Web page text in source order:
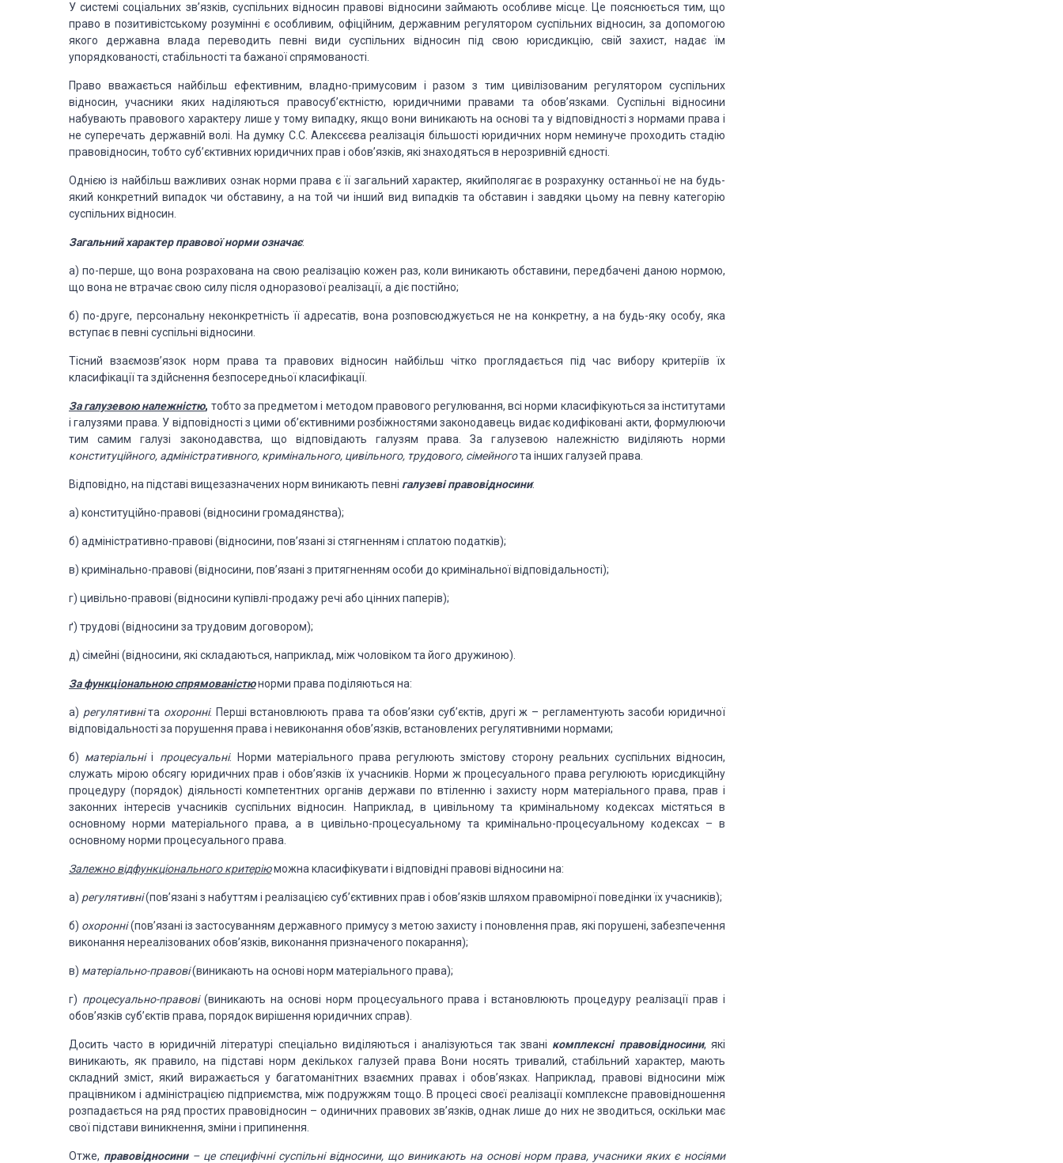
У системі соціальних зв’язків, суспільних відносин правові відносини займають особливе місце. Це пояснюється тим, що
право в позитивістському розумінні є особливим, офіційним, державним регулятором суспільних відносин, за допомогою
якого державна влада переводить певні види суспільних відносин під свою юрисдикцію, свій захист, надає їм
упорядкованості, стабільності та бажаної спрямованості.
Право вважається найбільш ефективним, владно-примусовим і разом з тим цивілізованим регулятором суспільних
відносин, учасники яких наділяються правосуб’єктністю, юридичними правами та обов’язками. Суспільні відносини
набувають правового характеру лише у тому випадку, якщо вони виникають на основі та у відповідності з нормами права і
не суперечать державній волі. На думку С.С. Алексєєва реалізація більшості юридичних норм неминуче проходить стадію
правовідносин, тобто суб’єктивних юридичних прав і обов’язків, які знаходяться в нерозривній єдності.
Однією із найбільш важливих ознак норми права єїї загальний характер, якийполягає в розрахунку останньої не на будь-
який конкретний випадок чи обставину, а на той чи інший вид випадків та обставин і завдяки цьому на певну категорію
суспільнихвідносин.
Загальний характер правової норми означає:
а) по-перше, що вона розрахована на свою реалізацію кожен раз, коли виникають обставини, передбачені даною нормою,
що вона не втрачає свою силу після одноразовоїреалізації, а діє постійно;
б) по-друге, персональну неконкретність її адресатів, вона розповсюджується не на конкретну, а на будь-яку особу, яка
вступає в певні суспільні відносини.
Тісний взаємозв’язок норм права та правових відносин найбільш чітко проглядається під час вибору критеріїв їх
класифікації та здійснення безпосередньої класифікації.
За галузевою належністю, тобто за предметом і методом правового регулювання, всі норми класифікуються за інститутами
і галузями права. У відповідності з цими об’єктивними розбіжностями законодавець видає кодифіковані акти, формулюючи
тим самим галузі законодавства, що відповідають галузям права. За галузевою належністю виділяють норми
конституційного, адміністративного, кримінального, цивільного, трудового, сімейногота інших галузей права.
Відповідно, на підставі вищезазначенихнорм виникають певні галузеві правовідносини:
а) конституційно-правові (відносини громадянства);
б) адміністративно-правові (відносини, пов’язані зі стягненням і сплатою податків);
в) кримінально-правові (відносини, пов’язані з притягненням особи до кримінальноївідповідальності);
г) цивільно-правові (відносини купівлі-продажу речі або цінних паперів);
ґ) трудові (відносини за трудовим договором);
д) сімейні (відносини, які складаються, наприклад, між чоловіком та його дружиною).
За функціональною спрямованістюнорми права поділяються на:
а) регулятивніта охоронні. Перші встановлюють права та обов’язки суб’єктів, другі ж – регламентують засоби юридичної
відповідальності за порушення права і невиконання обов’язків, встановлених регулятивними нормами;
б) матеріальніі процесуальні. Норми матеріального права регулюють змістову сторону реальних суспільних відносин,
служать мірою обсягу юридичних прав і обов’язків їх учасників. Норми ж процесуального права регулюють юрисдикційну
процедуру (порядок) діяльності компетентних органів держави по втіленню і захисту норм матеріального права, прав і
законних інтересів учасників суспільних відносин. Наприклад, в цивільномута кримінальному кодексах містяться в
основному норми матеріального права, а в цивільно-процесуальномута кримінально-процесуальному кодексах – в
основному норми процесуального права.
Залежно відфункціонального критеріюможна класифікувати і відповідні правові відносини на:
а) регулятивні(пов’язані з набуттям і реалізацією суб’єктивних прав і обов’язків шляхом правомірної поведінки їх учасників);
б) охоронні(пов’язані із застосуванням державного примусу з метою захисту і поновлення прав, які порушені, забезпечення
виконання нереалізованих обов’язків, виконання призначеного покарання);
в) матеріально-правові(виникають на основі норм матеріального права);
г) процесуально-правові (виникають на основі норм процесуального права і встановлюють процедуру реалізації прав і
обов’язків суб’єктів права, порядок вирішення юридичних справ).
Досить часто в юридичній літературі спеціально виділяються і аналізуються так звані комплексні правовідносини, які
виникають, як правило, на підставі норм декількох галузей права Вони носять тривалий, стабільний характер, мають
складний зміст, який виражається у багатоманітних взаємних правах і обов’язках. Наприклад, правові відносини між
працівником і адміністрацією підприємства, між подружжям тощо. В процесі своєї реалізації комплексне правовідношення
розпадається на ряд простих правовідносин – одиничних правових зв’язків, однак лише до них не зводиться, оскільки має
свої підстави виникнення, зміни і припинення.
Отже, правовідносини– це специфічнісуспільні відносини, що виникають на основі норм права, учасники яких є носіями